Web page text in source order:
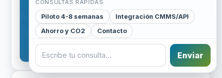
CONSULTAS RÁPIDAS
Piloto 4-8 semanas
Integración CMMS/API
Ahorro y CO2
Contacto
Enviar